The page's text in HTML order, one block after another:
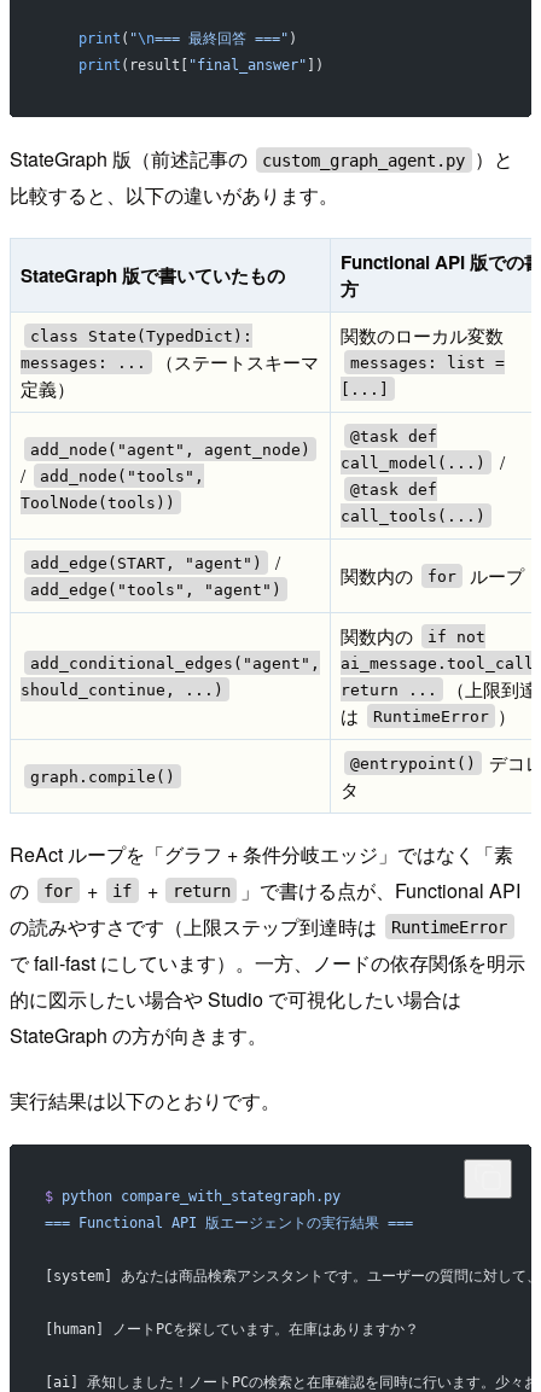
    print
( "\n=== 最終回答 ===" )
    print
(result[ "final_answer" ])
StateGraph 版（前述記事の custom_graph_agent.py
）と
比較すると、以下の違いがあります。
StateGraph 版で書いていたもの
Functional API 版での
方
class State(TypedDict):
messages: ...
（ステートスキーマ
定義）
関数のローカル変数
messages: list =
[...]
add_node("agent", agent_node)
/
add_node("tools",
ToolNode(tools))
@task def
call_model(...)
/
@task def
call_tools(...)
add_edge(START, "agent") /
add_edge("tools", "agent")
関数内の for ループ
add_conditional_edges("agent",
should_continue, ...)
関数内の
if not
return ...
（上限到
は
RuntimeError ）
graph.compile()
@entrypoint()
デコ
タ
ReAct ループを「グラフ + 条件分岐エッジ」ではなく「素
の
for + if + return
」で書ける点が、Functional API
の読みやすさです（上限ステップ到達時は
RuntimeError
で fail-fast にしています）。一方、ノードの依存関係を明示
的に図示したい場合や Studio で可視化したい場合は
StateGraph の方が向きます。
実行結果は以下のとおりです。
$ python compare_with_stategraph.py
=== Functional API 版エージェントの実行結果 ===
[system] あなたは商品検索アシスタントです。ユーザーの質問に対して
[human] ノートPCを探しています。在庫はありますか？
[ai] 承知しました！ノートPCの検索と在庫確認を同時に行います。少々